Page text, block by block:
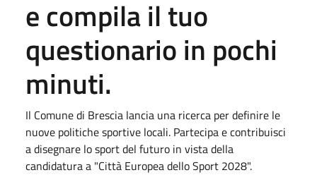
e compila il tuo
questionario in pochi
minuti.
Il Comune di Brescia lancia una ricerca per definire le
nuove politiche sportive locali. Partecipa e contribuisci
a disegnare lo sport del futuro in vista della
candidatura a "Città Europea dello Sport 2028".